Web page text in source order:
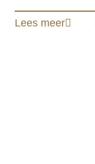
Lees meer